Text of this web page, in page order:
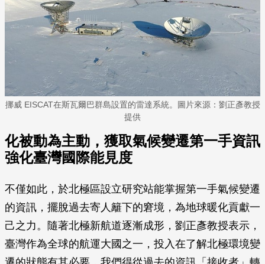
挪威 EISCAT在斯瓦爾巴群島設置的雷達系統。圖片來源：劉正彥教授
提供
化被動為主動，獲取氣候變遷第一手資訊
強化臺灣國際能見度
不僅如此，於北極區設立研究站能掌握第一手氣候變遷
的資訊，擺脫過去寄人籬下的窘境，為地球暖化貢獻一
己之力。隨著北極新航道逐漸成形，劉正彥教授表示，
臺灣作為全球的航運大國之一，投入在了解北極環境變